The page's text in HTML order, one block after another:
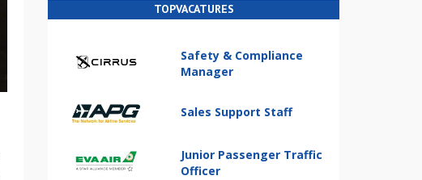
TOPVACATURES
Safety & Compliance
Manager
Sales Support Staff
Junior Passenger Traffic
Officer